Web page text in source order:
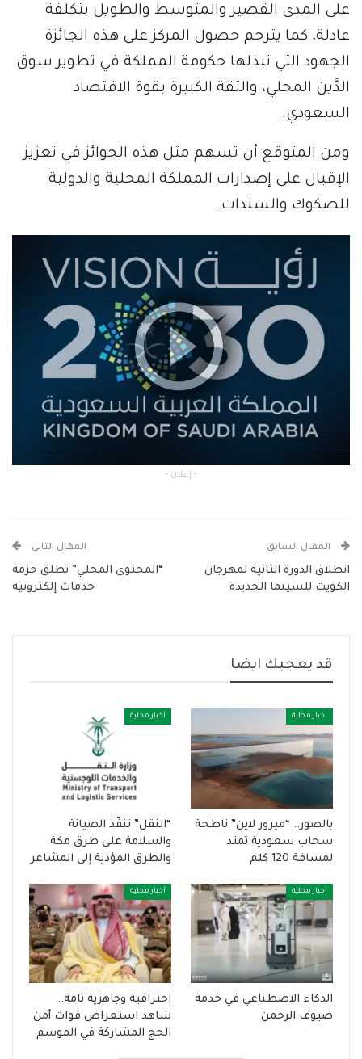
على المدى القصير والمتوسط والطويل بتكلفة
عادلة، كما يترجم حصول المركز على هذه الجائزة
الجهود التي تبذلها حكومة المملكة في تطوير سوق
الدَّين المحلي، والثقة الكبيرة بقوة الاقتصاد
السعودي.
ومن المتوقع أن تسهم مثل هذه الجوائز في تعزيز
الإقبال على إصدارات المملكة المحلية والدولية
للصكوك والسندات.
- إعلان -
المقال السابق
انطلاق الدورة الثانية لمهرجان
الكويت للسينما الجديدة
المقال التالي
“المحتوى المحلي” تطلق حزمة
خدمات إلكترونية
قد يعجبك ايضا
أخبار محلية
بالصور.. “ميرور لاين” ناطحة
سحاب سعودية تمتد
لمسافة 120 كلم
أخبار محلية
“النقل” تنفّذ الصيانة
والسلامة على طرق مكة
والطرق المؤدية إلى المشاعر
أخبار محلية
الذكاء الاصطناعي في خدمة
ضيوف الرحمن
أخبار محلية
احترافية وجاهزية تامة..
شاهد استعراض قوات أمن
الحج المشاركة في الموسم